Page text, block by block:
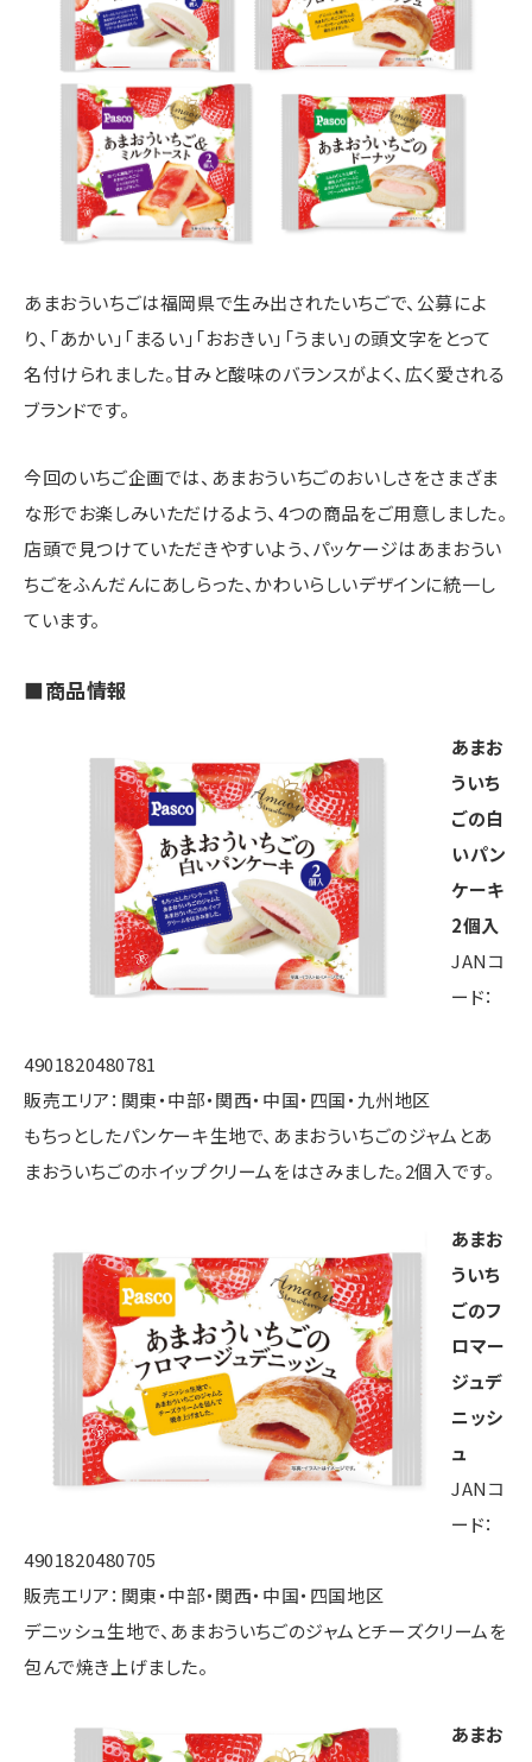
あまおういちごは福岡県で生み出されたいちごで、公募によ
り、「あかい」「まるい」「おおきい」「うまい」の頭文字をとって
名付けられました。甘みと酸味のバランスがよく、広く愛される
ブランドです。
今回のいちご企画では、あまおういちごのおいしさをさまざま
な形でお楽しみいただけるよう、4つの商品をご用意しました。
店頭で見つけていただきやすいよう、パッケージはあまおうい
ちごをふんだんにあしらった、かわいらしいデザインに統一し
ています。
■商品情報
あまお
ういち
ごの白
いパン
ケーキ
2個入
JANコ
ード：
4901820480781
販売エリア：関東・中部・関西・中国・四国・九州地区
もちっとしたパンケーキ生地で、あまおういちごのジャムとあ
まおういちごのホイップクリームをはさみました。2個入です。
あまお
ういち
ごのフ
ロマー
ジュデ
ニッシ
ュ
JANコ
ード：
4901820480705
販売エリア：関東・中部・関西・中国・四国地区
デニッシュ生地で、あまおういちごのジャムとチーズクリームを
包んで焼き上げました。
あまお